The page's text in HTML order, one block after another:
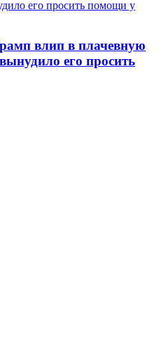
влип в плачевную
его просить